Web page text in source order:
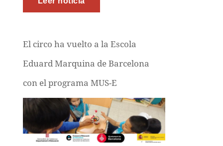
El circo ha vuelto a la Escola
Eduard Marquina de Barcelona
con el programa MUS-E